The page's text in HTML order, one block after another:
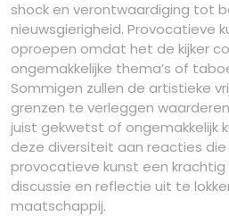
shock en verontwaardiging tot
nieuwsgierigheid. Provocatieve
oproepen omdat het de kijker
ongemakkelijke thema’s of
Sommigen zullen de artistieke
grenzen te verleggen
juist gekwetst of ongemakkelijk
deze diversiteit aan reacties
provocatieve kunst een
discussie en reflectie uit te
maatschappij.